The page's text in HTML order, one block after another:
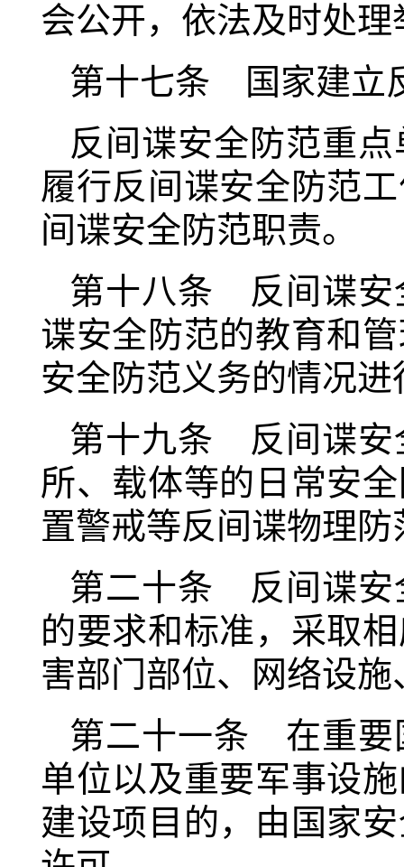
会公开，依法及时处
第十七条 国家建立
反间谍安全防范重
履行反间谍安全防范
间谍安全防范职责。
第十八条 反间谍安
谍安全防范的教育和
安全防范义务的情况
第十九条 反间谍安
所、载体等的日常安
置警戒等反间谍物理防
第二十条 反间谍安
的要求和标准，采取
害部门部位、网络设
第二十一条 在重要
单位以及重要军事设
建设项目的，由国家